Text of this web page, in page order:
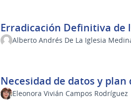
Erradicación Definitiva de
Alberto Andrés De La Iglesia
​Necesidad de datos y
Eleonora Vivián Campos Rodríguez